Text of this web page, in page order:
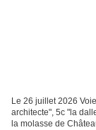
Le 26 juillet 2026
architecte", 5c "la
la molasse de